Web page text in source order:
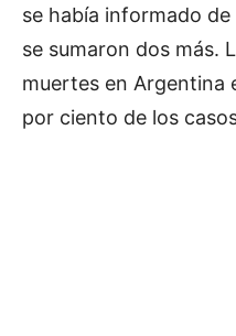
se había informado
se sumaron dos más.
muertes en Argentina
por ciento de los